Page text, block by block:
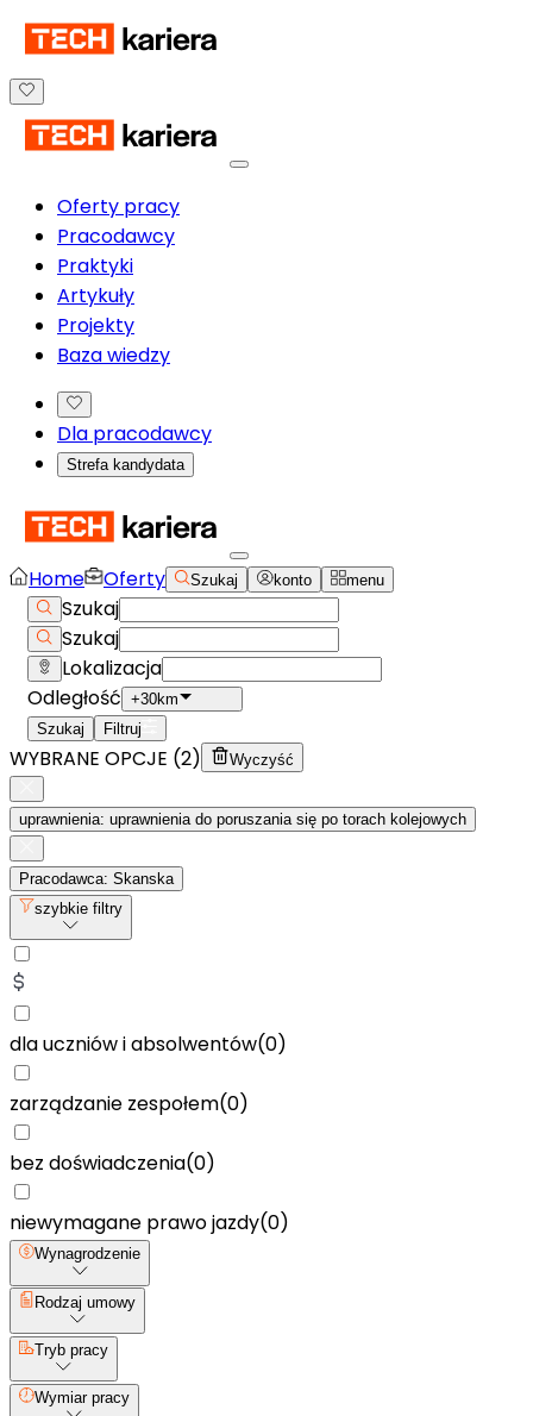
Oferty pracy
Pracodawcy
Praktyki
Artykuły
Projekty
Baza wiedzy
Dla pracodawcy
Strefa kandydata
Home Oferty Szukaj konto menu
Szukaj
Szukaj
Lokalizacja
Odległość +30km
Szukaj
Filtruj
WYBRANE OPCJE (2) Wyczyść
uprawnienia: uprawnienia do poruszania się po torach kolejowych
Pracodawca: Skanska
szybkie filtry
dla uczniów i absolwentów(0)
zarządzanie zespołem(0)
bez doświadczenia(0)
niewymagane prawo jazdy(0)
Wynagrodzenie
Rodzaj umowy
Tryb pracy
Wymiar pracy